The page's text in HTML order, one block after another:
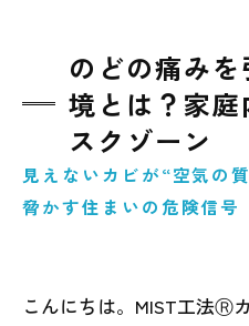
のどの痛み
境とは？家庭
スクゾーン
見えないカビが“空気の
脅かす住まいの危険信号
こんにちは。MIST工法Ⓡ